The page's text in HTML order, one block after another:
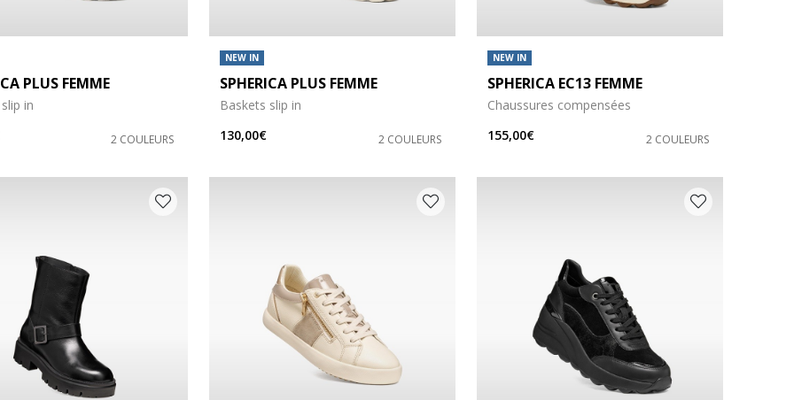
36,5 37
38,5 39
41
M
3XL
PLUS FEMME
in
2 COULEURS
NEW IN
SPHERICA PLUS FEMME
Baskets slip in
130,00€
2 COULEURS
NEW IN
SPHERICA EC13 FEMME
Chaussures compensées
155,00€
2 COULEURS